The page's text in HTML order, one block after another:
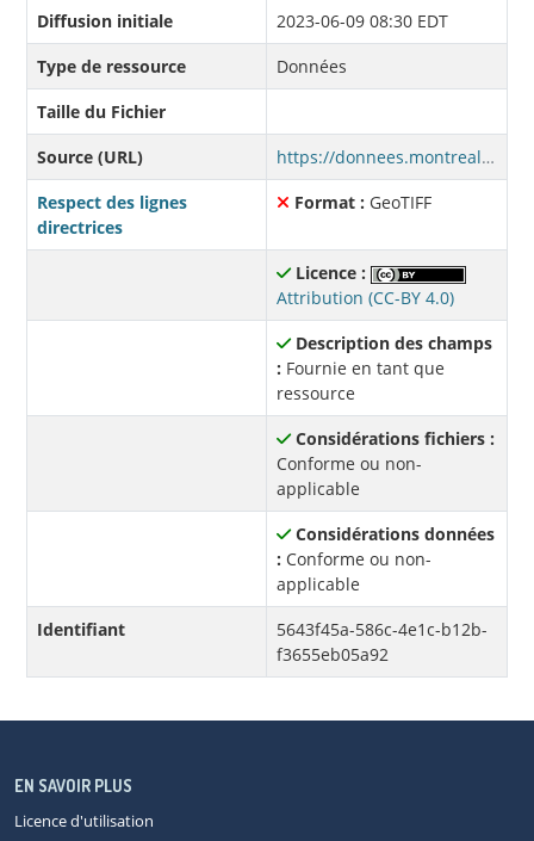
Diffusion initiale
2023-06-09 08:30 EDT
Type de ressource
Données
Taille du Fichier
Source (URL)
https://donnees.montreal.ca/fr/dataset/8e0625c0-c013-40d1-a4f7-5f4ba0c59f48/resource/5643f45a-586c-4e1c-b12b-f3655eb05a92/download/surfaces-minerales-vegetales-2022-classifiees-arrondissement-outremont.tif
Respect des lignes
directrices
Format : GeoTIFF
Licence :
Attribution (CC-BY 4.0)
Description des champs
: Fournie en tant que
ressource
Considérations fichiers :
Conforme ou non-
applicable
Considérations données
: Conforme ou non-
applicable
Identifiant
5643f45a-586c-4e1c-b12b-
f3655eb05a92
EN SAVOIR PLUS
Licence d'utilisation